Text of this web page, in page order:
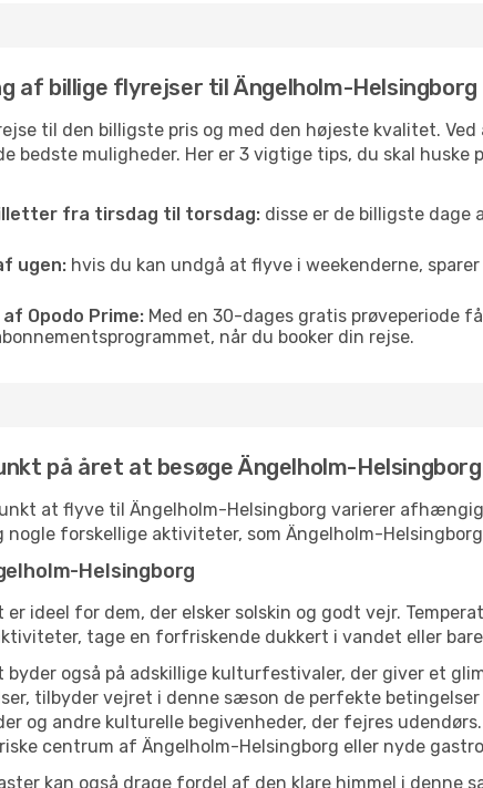
af billige flyrejser til Ängelholm-Helsingborg
til den billigste pris og med den højeste kvalitet.
bedste muligheder. Her er 3 vigtige tips, du skal
fra tirsdag til torsdag: disse er de billigste
ugen: hvis du kan undgå at flyve i weekenderne,
Opodo Prime: Med en 30-dages gratis prøveperiode
når du booker din rejse.
på året at besøge Ängelholm-Helsingborg
at flyve til Ängelholm-Helsingborg varierer
forskellige aktiviteter, som Ängelholm-
Helsingborg
er ideel for dem, der elsker solskin og godt vejr.
tage en forfriskende dukkert i vandet eller
byder også på adskillige kulturfestivaler, der giver et
tilbyder vejret i denne sæson de perfekte
og andre kulturelle begivenheder, der fejres
centrum af Ängelholm-Helsingborg eller nyde
kan også drage fordel af den klare himmel i denne